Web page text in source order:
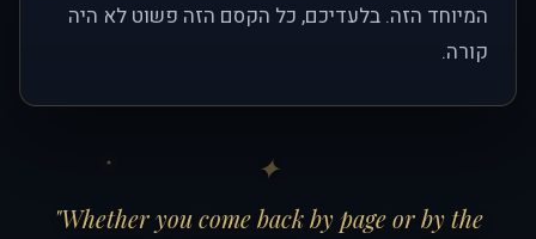
המיוחד הזה. בלעדיכם, כל הקסם הזה פשוט לא היה
קורה.
"Whether you come back by page or by the